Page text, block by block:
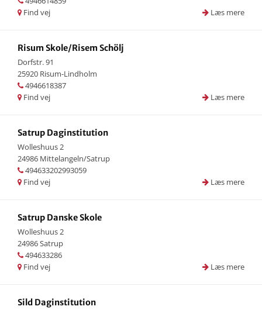
Læs mere
Find vej
Risum Skole/Risem Schölj
Dorfstr. 91
25920 Risum-Lindholm
4946618387
Læs mere
Find vej
Satrup Daginstitution
Wolleshuus 2
24986 Mittelangeln/Satrup
494633202993059
Læs mere
Find vej
Satrup Danske Skole
Wolleshuus 2
24986 Satrup
494633286
Læs mere
Find vej
Sild Daginstitution